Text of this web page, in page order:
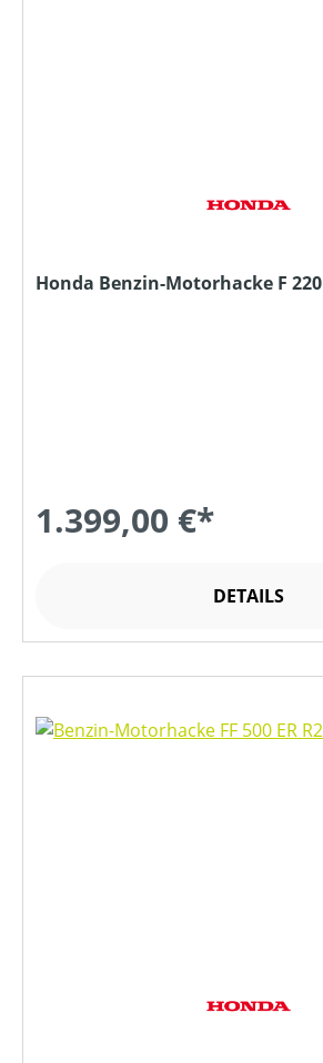
Honda Benzin-Motorhacke F 220
1.399,00 €*
DETAILS